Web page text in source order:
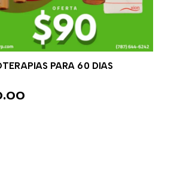
AÑADIR AL CARRITO
PARA 60 DIAS